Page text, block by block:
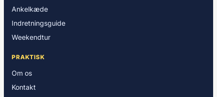
Ankelkæde
Indretningsguide
Weekendtur
PRAKTISK
Om os
Kontakt